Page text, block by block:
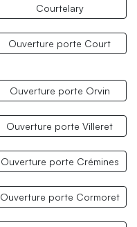
Courtelary
Ouverture porte Court
Ouverture porte Orvin
Ouverture porte Villeret
Ouverture porte Crémines
Ouverture porte Cormoret